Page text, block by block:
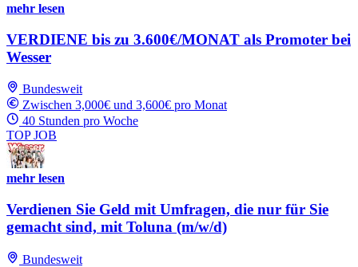
mehr lesen
VERDIENE bis zu 3.600€/MONAT als Promoter bei
Wesser
Bundesweit
Zwischen 3,000€ und 3,600€ pro Monat
40 Stunden pro Woche
TOP JOB
mehr lesen
Verdienen Sie Geld mit Umfragen, die nur für Sie
gemacht sind, mit Toluna (m/w/d)
Bundesweit